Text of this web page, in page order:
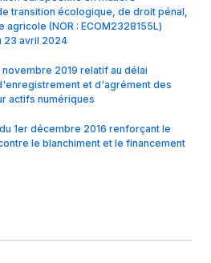
transition écologique, de droit pénal,
(NOR : ECOM2328155L)
23 avril 2024
2019 relatif au délai
et d'agrément des
actifs numériques
1er décembre 2016 renforçant le
le blanchiment et le financement